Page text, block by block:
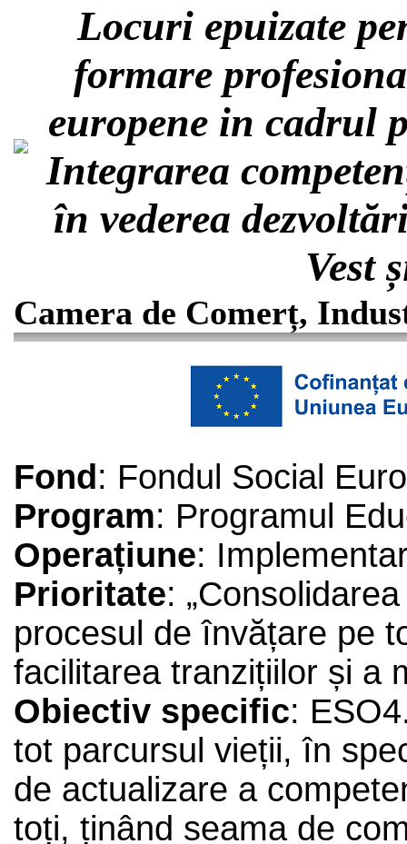
Locuri epuizate
formare
europene in cadrul
Integrarea
în vederea
Vest
Camera de Comerț,
Fond : Fondul Social
Program: Programul
Operațiune:
Prioritate:
procesul de învățare pe
facilitarea tranzițiilor și a
Obiectiv specific:
tot parcursul vieții, în
de actualizare a
toți, ținând seama de